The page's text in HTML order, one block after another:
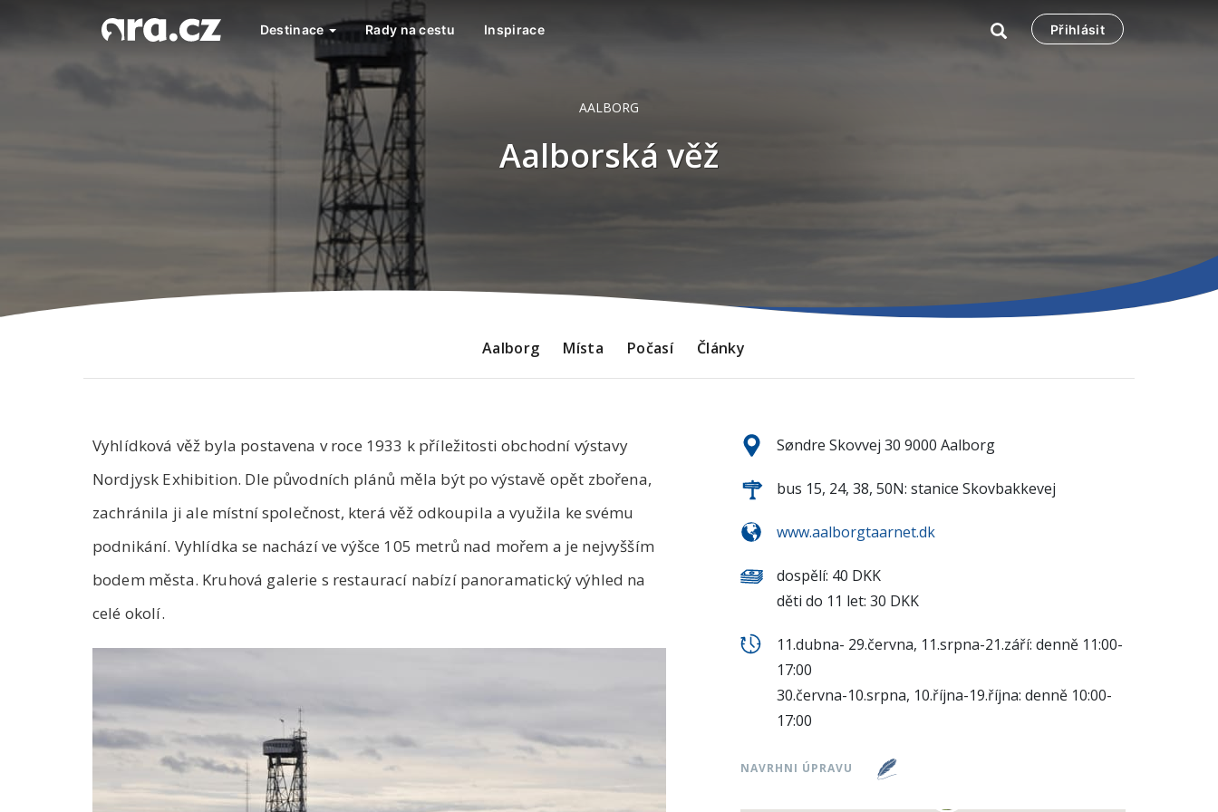
Destinace Rady na cestu Inspirace Přihlásit
Aalborg Místa Počasí Články
AALBORG
Aalborská věž
Vyhlídková věž byla postavena v roce 1933 k příležitosti obchodní výstavy
Nordjysk Exhibition. Dle původních plánů měla být po výstavě opět zbořena,
zachránila ji ale místní společnost, která věž odkoupila a využila ke svému
podnikání. Vyhlídka se nachází ve výšce 105 metrů nad mořem a je nejvyšším
bodem města. Kruhová galerie s restaurací nabízí panoramatický výhled na
celé okolí.
Søndre Skovvej 30 9000 Aalborg
bus 15, 24, 38, 50N: stanice Skovbakkevej
www.aalborgtaarnet.dk
dospělí: 40 DKK
děti do 11 let: 30 DKK
11.dubna- 29.června, 11.srpna-21.září: denně 11:00-
17:00
30.června-10.srpna, 10.října-19.října: denně 10:00-
17:00
NAVRHNI ÚPRAVU